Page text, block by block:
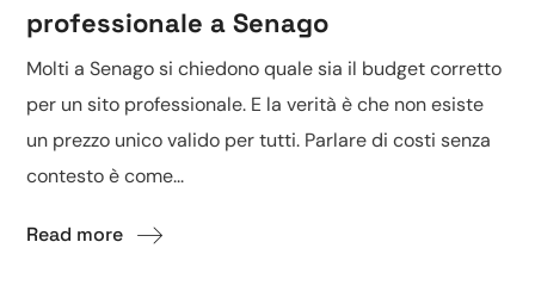
professionale a Senago
Molti a Senago si chiedono quale sia il budget corretto
per un sito professionale. E la verità è che non esiste
un prezzo unico valido per tutti. Parlare di costi senza
contesto è come...
Read more